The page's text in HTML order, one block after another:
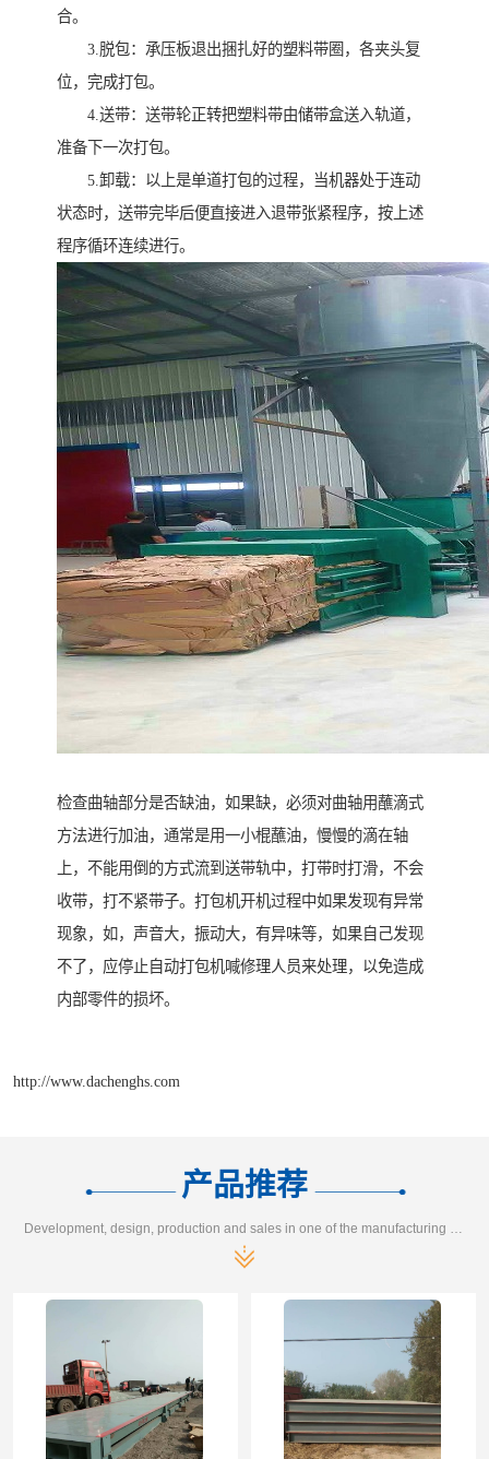
合。
3.脱包：承压板退出捆扎好的塑料带圈，各夹头复
位，完成打包。
4.送带：送带轮正转把塑料带由储带盒送入轨道，
准备下一次打包。
5.卸载：以上是单道打包的过程，当机器处于连动
状态时，送带完毕后便直接进入退带张紧程序，按上述
程序循环连续进行。
检查曲轴部分是否缺油，如果缺，必须对曲轴用蘸滴式
方法进行加油，通常是用一小棍蘸油，慢慢的滴在轴
上，不能用倒的方式流到送带轨中，打带时打滑，不会
收带，打不紧带子。打包机开机过程中如果发现有异常
现象，如，声音大，振动大，有异味等，如果自己发现
不了，应停止自动打包机喊修理人员来处理，以免造成
内部零件的损坏。
http://www.dachenghs.com
产品推荐